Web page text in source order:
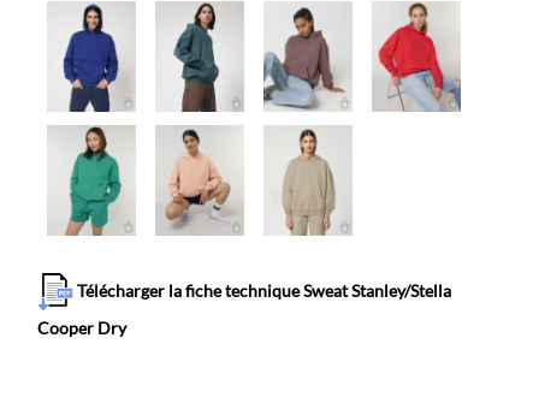
Télécharger la fiche technique Sweat Stanley/Stella
Cooper Dry